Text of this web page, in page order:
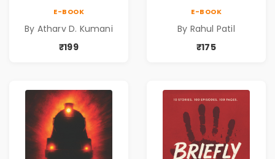
E-BOOK
By Atharv D. Kumani
₹199
E-BOOK
By Rahul Patil
₹175